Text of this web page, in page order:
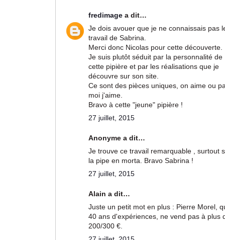
fredimage a dit…
Je dois avouer que je ne connaissais pas
travail de Sabrina.
Merci donc Nicolas pour cette découverte.
Je suis plutôt séduit par la personnalité de
cette pipière et par les réalisations que je
découvre sur son site.
Ce sont des pièces uniques, on aime ou
moi j'aime.
Bravo à cette "jeune" pipière !
27 juillet, 2015
Anonyme a dit…
Je trouve ce travail remarquable , surtout
la pipe en morta. Bravo Sabrina !
27 juillet, 2015
Alain a dit…
Juste un petit mot en plus : Pierre Morel,
40 ans d'expériences, ne vend pas à plus
200/300 €.